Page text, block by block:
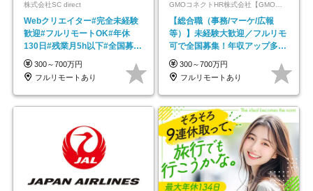
株式会社SC direct
Webクリエイター#完全未経験
歓迎#フルリモートOK#年休
130日#残業月5h以下#全国募集
#最大1年の研修
300～700万円
フルリモートあり
GMOコネクトHR株式会社【GMOインターネットグループ】
【総合職（事務/マーケ/広報
等）】未経験大歓迎／フルリモ
可で全国募集！年収アップ多数
★年休最大130日★
300～700万円
フルリモートあり